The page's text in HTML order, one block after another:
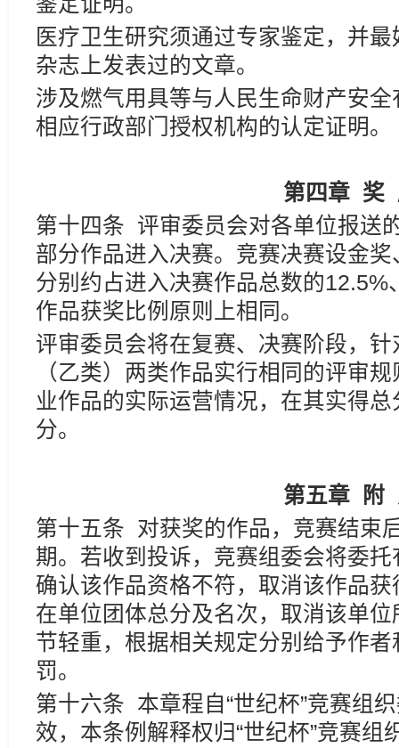
医疗卫生研究须通过专家鉴定，并
杂志上发表过的文章。
涉及燃气用具等与人民生命财产安
相应行政部门授权机构的认定证明。
第四章 奖
第十四条 评审委员会对各单位报送
部分作品进入决赛。竞赛决赛设金
分别约占进入决赛作品总数的
作品获奖比例原则上相同。
评审委员会将在复赛、决赛阶段，
（乙类）两类作品实行相同的评审
业作品的实际运营情况，在其实得
分。
第五章 附
第十五条 对获奖的作品，竞赛结束
期。若收到投诉，竞赛组委会将委
确认该作品资格不符，取消该作品
在单位团体总分及名次，取消该单
节轻重，根据相关规定分别给予作
罚。
第十六条 本章程自“世纪杯”竞赛组
效，本条例解释权归“世纪杯”竞赛组